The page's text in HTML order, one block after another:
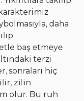
daha
baş etmeye
terzi
sonraları hiç
zilin
olur. Bu ruh